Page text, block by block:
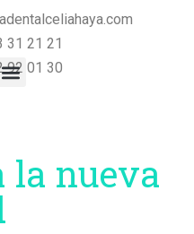
31 21 21
92 01 30
la nueva